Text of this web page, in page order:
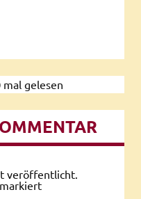
mal gelesen
veröffentlicht.
markiert